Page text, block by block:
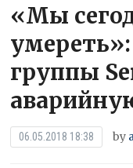
«Мы
группы
06.05.2018 18:38 by